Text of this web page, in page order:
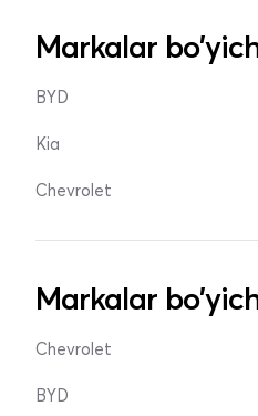
Markalar
BYD
Kia
Chevrolet
Markalar
Chevrolet
BYD